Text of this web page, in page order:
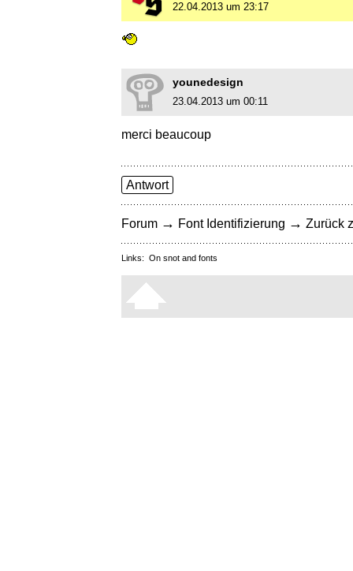
22.04.2013 um 23:17
younedesign
23.04.2013 um 00:11
merci beaucoup
Antwort
Forum → Font Identifizierung → Zurück
Links: On snot and fonts